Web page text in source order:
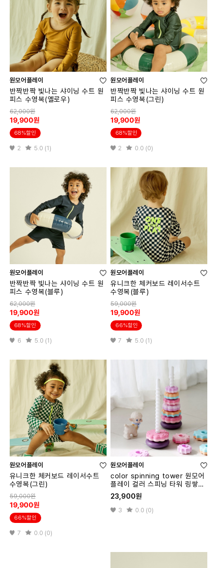
원모어플레이
반짝반짝 빛나는 샤이닝 수트 원
피스 수영복(옐로우)
62,000원
19,900원
68%할인
2 5.0 (1)
원모어플레이
반짝반짝 빛나는 샤이닝 수트 원
피스 수영복(그린)
62,000원
19,900원
68%할인
2 0.0 (0)
원모어플레이
반짝반짝 빛나는 샤이닝 수트 원
피스 수영복(블루)
62,000원
19,900원
68%할인
6 5.0 (1)
원모어플레이
유니크한 체커보드 레이서수트
수영복(블루)
59,000원
19,900원
66%할인
7 5.0 (1)
원모어플레이
유니크한 체커보드 레이서수트
수영복(그린)
59,000원
19,900원
66%할인
7 0.0 (0)
원모어플레이
color spinning tower 원모어
플레이 컬러 스피닝 타워 링쌓기
교구
23,900원
3 0.0 (0)